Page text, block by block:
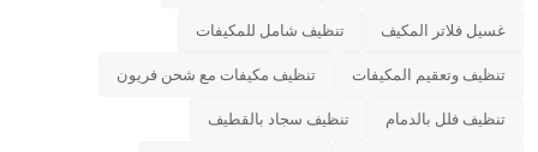
غسيل فلاتر المكيف تنظيف شامل للمكيفات
تنظيف وتعقيم المكيفات تنظيف مكيفات مع شحن فريون
تنظيف فلل بالدمام تنظيف سجاد بالقطيف